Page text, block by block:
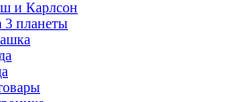
и Карлсон
3 планеты